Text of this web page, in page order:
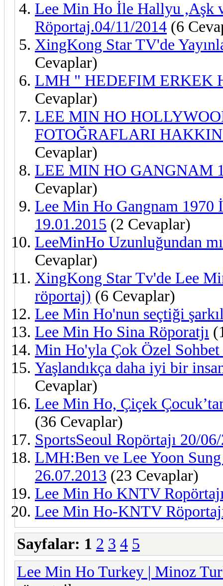
Lee Min Ho İle Hallyu ,Aşk
Röportaj.04/11/2014 (6
XingKong Star TV'de
Cevaplar)
LMH " HEDEFIM ERKEK
Cevaplar)
LEE MIN HO
FOTOĞRAFLARI
Cevaplar)
LEE MIN HO GANGNAM
Cevaplar)
Lee Min Ho Gangnam
19.01.2015 (2 Cevaplar)
LeeMinHo Uzunluğundan
Cevaplar)
XingKong Star Tv'de Lee
röportaj) (6 Cevaplar)
Lee Min Ho'nun seçtiği
Lee Min Ho Sina Röporatjı
Min Ho'yla Çok Özel
Yaşlandıkça daha iyi bir
Cevaplar)
Lee Min Ho, Çiçek
(36 Cevaplar)
SportsSeoul Ropörtajı 20/
LMH:Ben ve Lee Yoon
26.07.2013 (23 Cevaplar)
Lee Min Ho KNTV
Lee Min Ho-KNTV
Sayfalar: 1 2 3 4 5
Lee Min Ho Turkey | Minoz